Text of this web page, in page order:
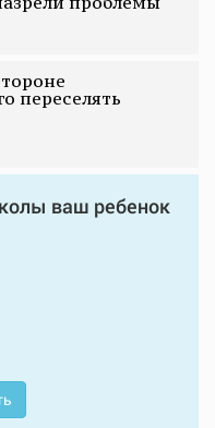
переселять
ваш ребенок